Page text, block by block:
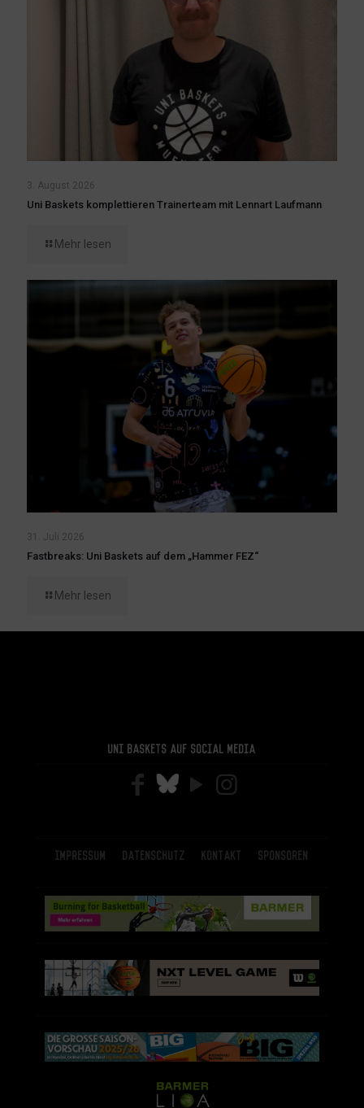
3. August 2026
Uni Baskets komplettieren Trainerteam mit Lennart Laufmann
Mehr lesen
31. Juli 2026
Fastbreaks: Uni Baskets auf dem „Hammer FEZ“
Mehr lesen
Uni Baskets auf Social Media
Impressum Datenschutz Kontakt Sponsoren